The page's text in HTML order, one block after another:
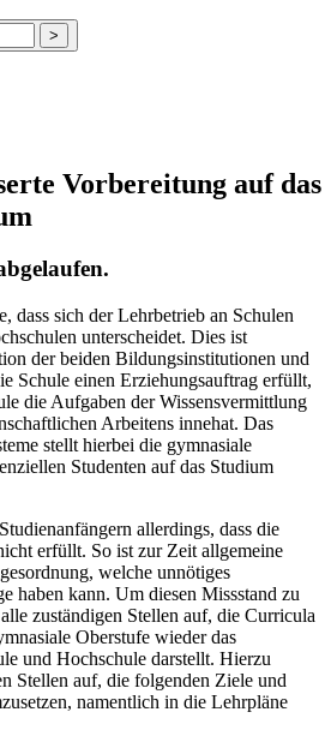
Vorbereitung auf das
dass sich der Lehrbetrieb an Schulen
unterscheidet. Dies ist
der beiden Bildungsinstitutionen und
Schule einen Erziehungsauftrag erfüllt,
die Aufgaben der Wissensvermittlung
Arbeitens innehat. Das
stellt hierbei die gymnasiale
Studenten auf das Studium
allerdings, dass die
erfüllt. So ist zur Zeit allgemeine
welche unnötiges
haben kann. Um diesen Missstand zu
zuständigen Stellen auf, die Curricula
Oberstufe wieder das
und Hochschule darstellt. Hierzu
Stellen auf, die folgenden Ziele und
namentlich in die Lehrpläne